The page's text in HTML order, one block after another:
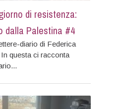
di resistenza:
dalla Palestina #4
diario di Federica
questa ci racconta